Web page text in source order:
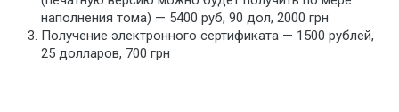
наполнения тома) — 5400 руб, 90 дол, 2000 грн
Получение электронного сертификата — 1500 рублей,
25 долларов, 700 грн